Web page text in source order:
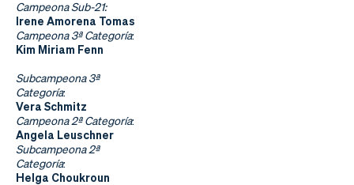
Campeona Sub-21:
Irene Amorena Tomas
Campeona 3ª Categoría:
Kim Miriam Fenn
Subcampeona 3ª
Categoría:
Vera Schmitz
Campeona 2ª Categoría:
Angela Leuschner
Subcampeona 2ª
Categoría:
Helga Choukroun